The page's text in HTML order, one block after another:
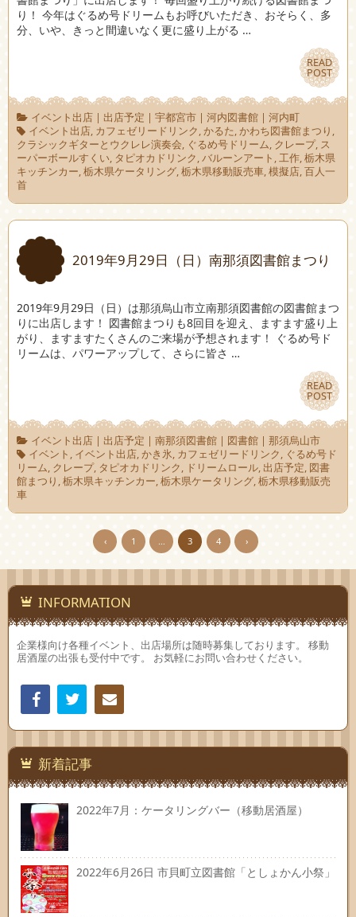
り！ 今年はぐるめ号ドリームもお呼びいただき、おそらく、多
分、いや、きっと間違いなく更に盛り上がる …
READ
POST
READ
POST
イベント出店| 出店予定 | 宇都宮市| 河内図書館| 河内町
イベント出店, カフェゼリードリンク,かるた,かわち図書館まつり ,
クラシックギターとウクレレ演奏会, ぐるめ号ドリーム, クレープ, ス
ーパーボールすくい, タピオカドリンク,バルーンアート ,工作,栃木県
キッチンカー,栃木県ケータリング,栃木県移動販売車,模擬店,百人一
首
2019年9月29日（日）南那須図書館まつり
2019年9月29日（日）は那須烏山市立南那須図書館の図書館まつ
りに出店します！ 図書館まつりも8回目を迎え、ますます盛り上
がり、ますますたくさんのご来場が予想されます！ ぐるめ号ド
リームは、パワーアップして、さらに皆さ …
READ
POST
READ
POST
イベント出店| 出店予定 | 南那須図書館| 図書館| 那須烏山市
イベント , イベント出店,かき氷, カフェゼリードリンク, ぐるめ号ド
リーム, クレープ, タピオカドリンク, ドリームロール, 出店予定, 図書
館まつり ,栃木県キッチンカー,栃木県ケータリング,栃木県移動販売
車
‹ 1 3 4 ›
INFORMATION
企業様向け各種イベント、出店場所は随時募集しております。 移動
居酒屋の出張も受付中です。 お気軽にお問い合わせください。
Facebook
連絡
新着記事
2022年7月：ケータリングバー（移動居酒屋）
2022年6月26日 市貝町立図書館「としょかん小祭」